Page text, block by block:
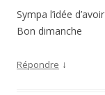
Sympa l’idée
Bon dimanche
Répondre ↓